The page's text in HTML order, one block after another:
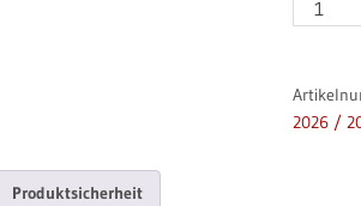
Karte
/
2027
2026 /
Produktsicherheit